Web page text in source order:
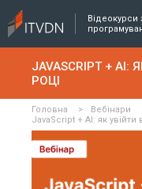
Відеокурси
JAVASCRIPT +
РОЦІ
Головна > Вебінари
JavaScript + AI: як увійти